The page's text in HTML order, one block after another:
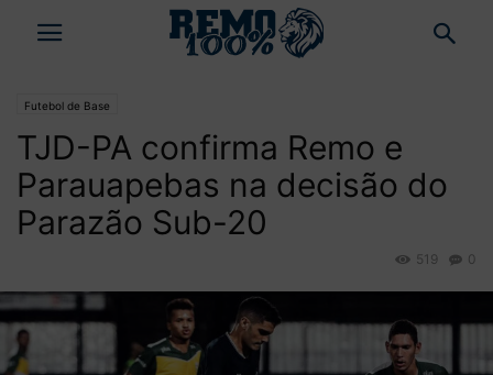
Futebol de Base
TJD-PA confirma Remo e
Parauapebas na decisão do
Parazão Sub-20
0
519